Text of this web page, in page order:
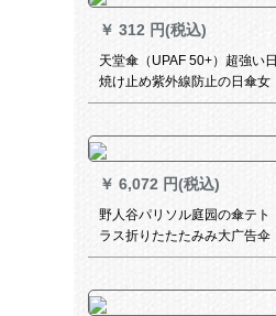
￥ 312 円(税込)
天堂傘（UPAF 50+）超強い日
焼け止め紫外線防止の日傘女
神全遮光黒ソルペンシル傘小
ひな菊の精霊
￥ 6,072 円(税込)
野人谷パリソル庭园の傘テト
ラス折りたたたみみ大广告伞
日伞ロマ伞保安ポストに傘を
090